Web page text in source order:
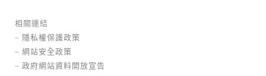
相關連結
– 隱私權保護政策
– 網站安全政策
– 政府網站資料開放宣告